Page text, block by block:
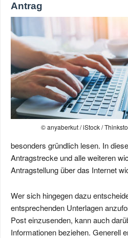
Antrag
© anyaberkut / iStock /
besonders gründlich lesen. In
Antragstrecke und alle weiteren
Antragstellung über das Internet
Wer sich hingegen dazu
entsprechenden Unterlagen
Post einzusenden, kann auch
Informationen beziehen. Generell